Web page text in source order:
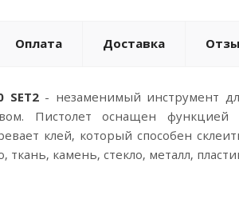
Оплата Доставка
SET2- незаменимый инструмент
Пистолет оснащен функцией
клей, который способен
камень, стекло, металл,